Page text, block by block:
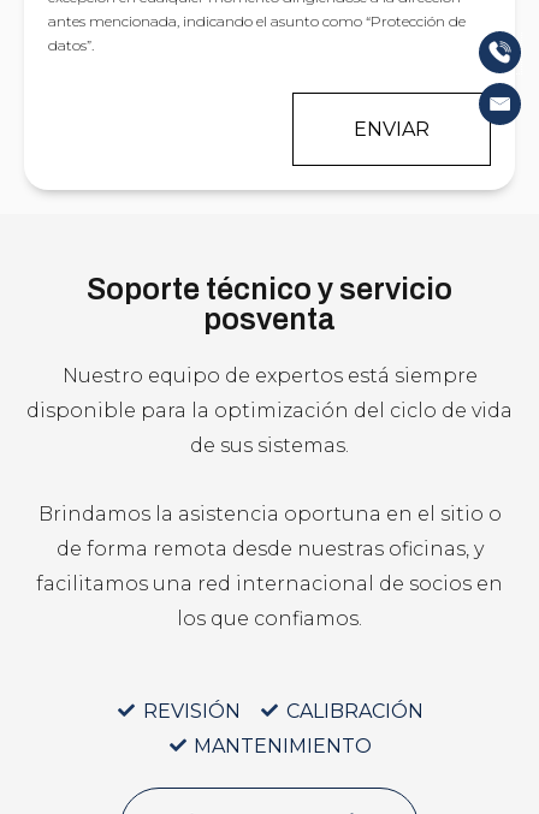
antes mencionada, indicando el asunto como “Protección de
datos”.
ENVIAR
Soporte técnico y servicio
posventa
Nuestro equipo de expertos está siempre
disponible para la optimización del ciclo de vida
de sus sistemas.
Brindamos la asistencia oportuna en el sitio o
de forma remota desde nuestras oficinas, y
facilitamos una red internacional de socios en
los que confiamos.
REVISIÓN
CALIBRACIÓN
MANTENIMIENTO